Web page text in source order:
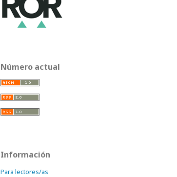
Número actual
Información
Para lectores/as